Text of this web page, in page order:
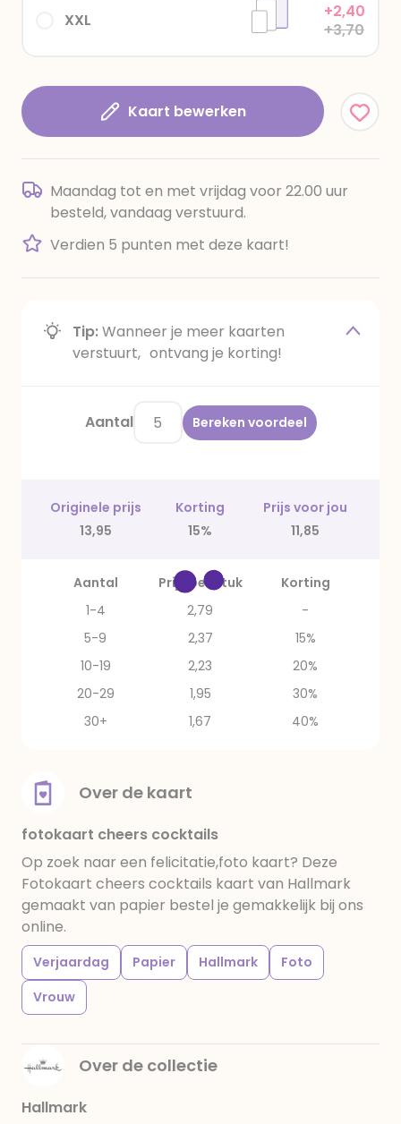
XXL
+2,40
+3,70
Kaart bewerken
Maandag tot en met vrijdag voor 22.00 uur
besteld, vandaag verstuurd.
Verdien 5 punten met deze kaart!
Tip:Wanneer je meer kaarten
verstuurt, ontvang je korting!
Aantal Bereken voordeel
Originele prijs Korting
Prijs voor jou
13,95
15% 11,85
Aantal Prijs per stuk
Korting
1-4
2,79
-
5-9
2,37
15%
10-19
2,23
20%
20-29
1,95
30%
30+
1,67 40%
Over de kaart
fotokaart cheers cocktails
Op zoek naar een felicitatie,foto kaart? Deze
Fotokaart cheers cocktails kaart van Hallmark
gemaakt van papier bestel je gemakkelijk bij ons
online.
Verjaardag Papier Hallmark
Foto
Vrouw
Over de collectie
Hallmark